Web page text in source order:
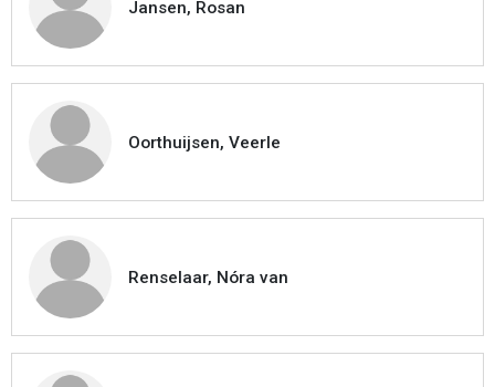
Jansen, Rosan
Oorthuijsen, Veerle
Renselaar, Nóra van